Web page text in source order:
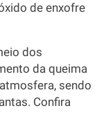
de enxofre
dos
da queima
sendo
Confira